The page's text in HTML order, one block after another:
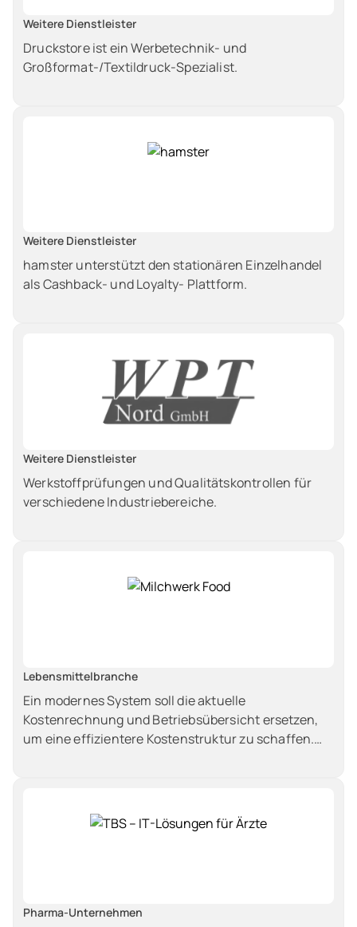
Weitere Dienstleister
Druckstore ist ein Werbetechnik- und
Großformat-/Textildruck-Spezialist.
Weitere Dienstleister
hamster unterstützt den stationären Einzelhandel
als Cashback- und Loyalty- Plattform.
Weitere Dienstleister
Werkstoffprüfungen und Qualitätskontrollen für
verschiedene Industriebereiche.
Lebensmittelbranche
Ein modernes System soll die aktuelle
Kostenrechnung und Betriebsübersicht ersetzen,
um eine effizientere Kostenstruktur zu schaffen.
bisherige Excel-Landschaft abgelöst und die
Mengenerfassung aus der Leitwarte und den
Pharma-Unternehmen